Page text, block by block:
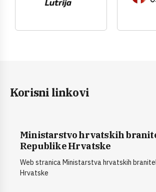
Korisni linkovi
Ministarstvo hrvatskih
Republike Hrvatske
Web stranica Ministarstva hrvatskih
Hrvatske